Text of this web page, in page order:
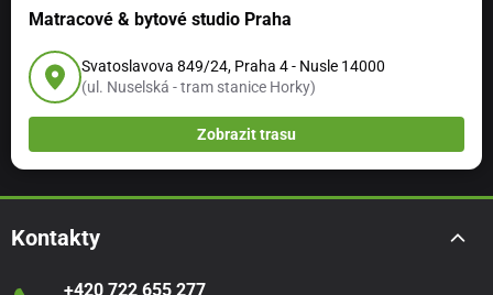
Matracové & bytové studio Praha
Svatoslavova 849/24, Praha 4 - Nusle 14000
(ul. Nuselská - tram stanice Horky)
Zobrazit trasu
Kontakty
+420 722 655 277